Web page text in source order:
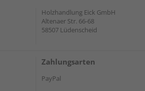
Holzhandlung Eick GmbH
Altenaer Str. 66-68
58507 Lüdenscheid
Zahlungsarten
PayPal